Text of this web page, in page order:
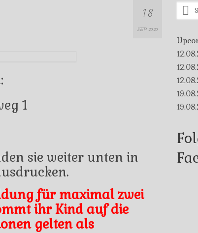
18
SEP 2020
1
sie weiter unten in
für maximal zwei
ihr Kind auf die
gelten als
for: